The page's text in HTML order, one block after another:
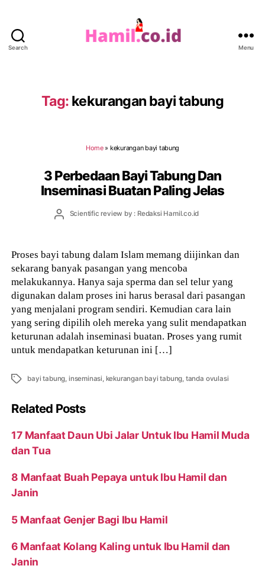
Search Menu
Tag: kekurangan bayi tabung
Home» kekurangan bayi tabung
3 Perbedaan Bayi Tabung Dan
Inseminasi Buatan Paling Jelas
PostScientific review by : Redaksi Hamil.co.id
Proses bayi tabung dalam Islam memang diijinkan dan
sekarang banyak pasangan yang mencoba
melakukannya. Hanya saja sperma dan sel telur yang
digunakan dalam proses ini harus berasal dari pasangan
yang menjalani program sendiri. Kemudian cara lain
yang sering dipilih oleh mereka yang sulit mendapatkan
keturunan adalah inseminasi buatan. Proses yang rumit
untuk mendapatkan keturunan ini […]
Tags bayi tabung, inseminasi, kekurangan bayi tabung, tanda ovulasi
Related Posts
17 Manfaat Daun Ubi Jalar Untuk Ibu Hamil Muda
dan Tua
8 Manfaat Buah Pepaya untuk Ibu Hamil dan
Janin
5 Manfaat Genjer Bagi Ibu Hamil
6 Manfaat Kolang Kaling untuk Ibu Hamil dan
Janin